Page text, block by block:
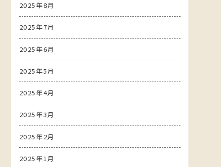
2025年8月
2025年7月
2025年6月
2025年5月
2025年4月
2025年3月
2025年2月
2025年1月